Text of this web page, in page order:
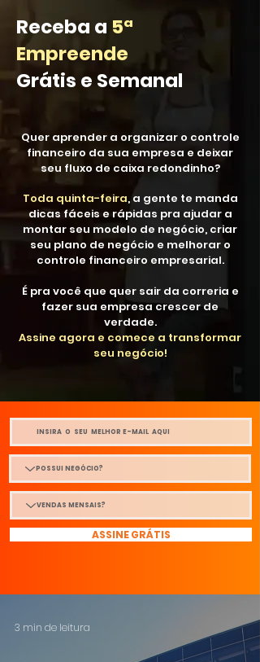
Receba a 5ª
Empreende
Grátis e Semanal
Quer aprender a organizar o controle
financeiro da sua empresa e deixar
seu fluxo de caixa redondinho?
Toda quinta-feira, a gente te manda
dicas fáceis e rápidas pra ajudar a
montar seu modelo de negócio, criar
seu plano de negócio e melhorar o
controle financeiro empresarial.
É pra você que quer sair da correria e
fazer sua empresa crescer de
verdade.
Assine agora e comece a transformar
seu negócio!
ASSINE GRÁTIS
3 min de leitura